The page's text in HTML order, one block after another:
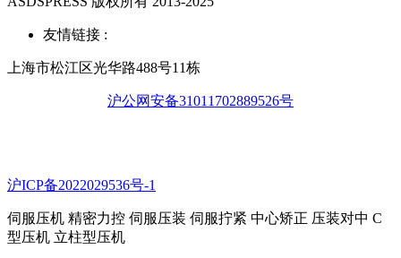
友情链接 :
上海市松江区光华路488号11栋
沪公网安备31011702889526号
沪ICP备2022029536号-1
伺服压机 精密力控 伺服压装 伺服拧紧 中心矫正 压装对中 C
型压机 立柱型压机